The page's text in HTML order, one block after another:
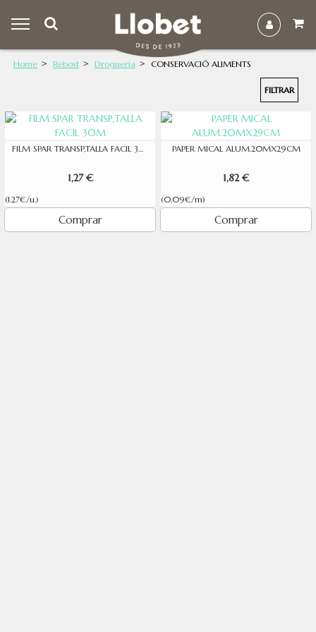
Home Rebost Drogueria CONSERVACIÓ ALIMENTS
FILTRAR
FILM SPAR TRANSP,TALLA FACIL 30M
1,27 €
(1.27€/u.)
Comprar
PAPER MICAL ALUM.20MX29CM
1,82 €
(0.09€/m)
Comprar